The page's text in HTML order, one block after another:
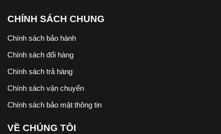
CHÍNH SÁCH CHUNG
Chính sách bảo hành
Chính sách đổi hàng
Chính sách trả hàng
Chính sách vận chuyển
Chính sách bảo mật thông tin
VỀ CHÚNG TÔI